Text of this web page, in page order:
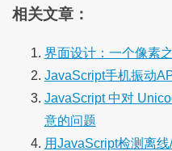
相关文章：
界面设计：一个像素
JavaScript手机振动
JavaScript 中对
意的问题
用JavaScript检测离